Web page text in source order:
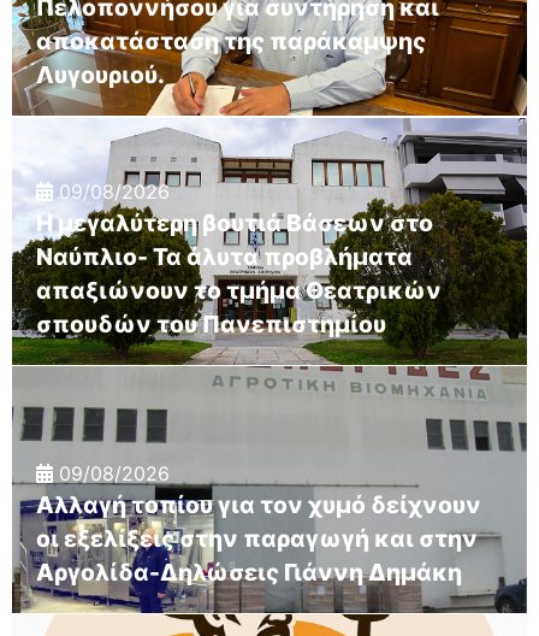
Πελοποννήσου για συντήρηση και
αποκατάσταση της παράκαμψης
Λυγουριού.
09/08/2026
Η μεγαλύτερη βουτιά Βάσεων στο
Ναύπλιο- Τα άλυτα προβλήματα
απαξιώνουν το τμήμα Θεατρικών
σπουδών του Πανεπιστημίου
09/08/2026
Αλλαγή τοπίου για τον χυμό δείχνουν
οι εξελίξεις στην παραγωγή και στην
Αργολίδα-Δηλώσεις Γιάννη Δημάκη